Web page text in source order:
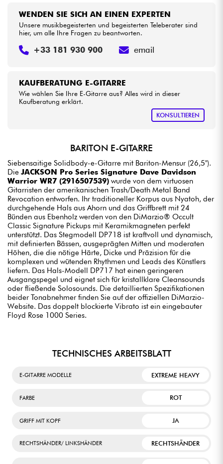
KAUFBERATUNG E-GITARRE
Wie wählen Sie Ihre E-Gitarre aus? Alles wird in dieser
Kaufberatung erklärt.
KONSULTIEREN
WENDEN SIE SICH AN EINEN EXPERTEN
Unsere musikbegeisterten und begeisterten Teleberater sind
hier, um alle Ihre Fragen zu beantworten.
+33 181 930 900 email
BARITON E-GITARRE
Siebensaitige Solidbody-e-Gitarre mit Bariton-Mensur (26,5").
Die JACKSON Pro Series Signature Dave Davidson
Warrior WR7 (2916507539) wurde von dem virtuosen
Gitarristen der amerikanischen Trash/Death Metal Band
Revocation entworfen. Ihr traditioneller Korpus aus Nyatoh, der
durchgehende Hals aus Ahorn und das Griffbrett mit 24
Bünden aus Ebenholz werden von den DiMarzio® Occult
Classic Signature Pickups mit Keramikmagneten perfekt
unterstützt. Das Stegmodell DP718 ist kraftvoll und dynamisch,
mit definierten Bässen, ausgeprägten Mitten und moderaten
Höhen, die die nötige Härte, Dicke und Präzision für die
komplexen und wütenden Rhythmen und Leads des Künstlers
liefern. Das Hals-Modell DP717 hat einen geringeren
Ausgangspegel und eignet sich für kristallklare Cleansounds
oder fließende Solosounds. Die detaillierten Spezifikationen
beider Tonabnehmer finden Sie auf der offiziellen DiMarzio-
Website. Das doppelt blockierte Vibrato ist ein eingebauter
Floyd Rose 1000 Series.
TECHNISCHES ARBEITSBLATT
E-GITARRE MODELLE EXTREME HEAVY
FARBE ROT
GRIFF MIT KOPF JA
RECHTSHÄNDER/ LINKSHÄNDER RECHTSHÄNDER